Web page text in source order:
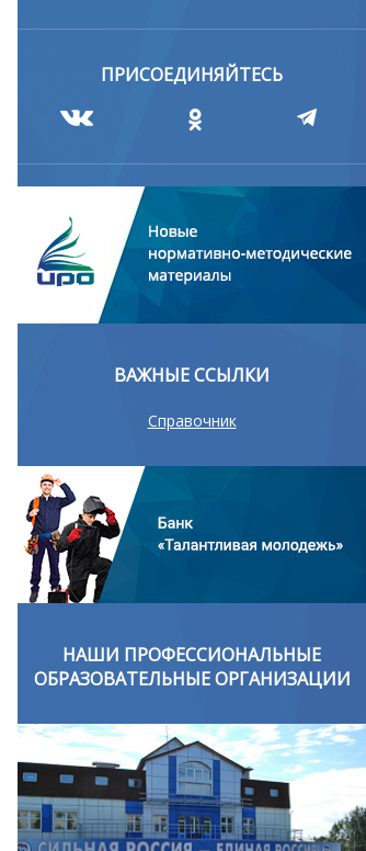
ПРИСОЕДИНЯЙТЕСЬ
ВАЖНЫЕ ССЫЛКИ
Справочник
НАШИ ПРОФЕССИОНАЛЬНЫЕ
ОБРАЗОВАТЕЛЬНЫЕ ОРГАНИЗАЦИИ